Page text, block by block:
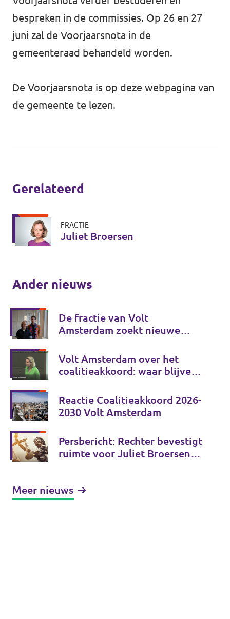
bespreken in de commissies. Op 26 en 27
juni zal de Voorjaarsnota in de
gemeenteraad behandeld worden.
De Voorjaarsnota is op deze webpagina van
de gemeente te lezen.
Gerelateerd
FRACTIE
Juliet Broersen
Ander nieuws
De fractie van Volt
Amsterdam zoekt nieuwe
Volt Amsterdam over het
coalitieakkoord: waar blijven
Reactie Coalitieakkoord 2026-
2030 Volt Amsterdam
Persbericht: Rechter bevestigt
ruimte voor Juliet Broersen
Meer nieuws